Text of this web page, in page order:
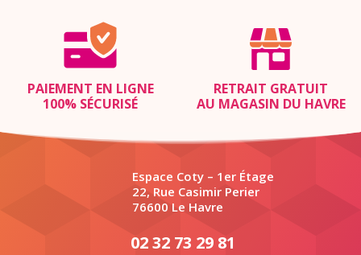
PAIEMENT EN LIGNE
100% SÉCURISÉ
RETRAIT GRATUIT
AU MAGASIN DU HAVRE
Espace Coty – 1er Étage
22, Rue Casimir Perier
76600 Le Havre
02 32 73 29 81